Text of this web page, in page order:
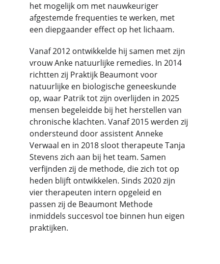
het mogelijk om met nauwkeuriger
afgestemde frequenties te werken, met
een diepgaander effect op het lichaam.
Vanaf 2012 ontwikkelde hij samen met zijn
vrouw Anke natuurlijke remedies. In 2014
richtten zij Praktijk Beaumont voor
natuurlijke en biologische geneeskunde
op, waar Patrik tot zijn overlijden in 2025
mensen begeleidde bij het herstellen van
chronische klachten. Vanaf 2015 werden zij
ondersteund door assistent Anneke
Verwaal en in 2018 sloot therapeute Tanja
Stevens zich aan bij het team. Samen
verfijnden zij de methode, die zich tot op
heden blijft ontwikkelen. Sinds 2020 zijn
vier therapeuten intern opgeleid en
passen zij de Beaumont Methode
inmiddels succesvol toe binnen hun eigen
praktijken.